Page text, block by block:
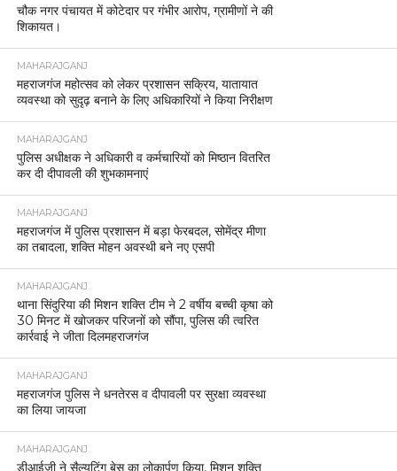
चौक नगर पंचायत में कोटेदार पर गंभीर आरोप, ग्रामीणों ने की
शिकायत।
MAHARAJGANJ
महराजगंज महोत्सव को लेकर प्रशासन सक्रिय, यातायात
व्यवस्था को सुदृढ़ बनाने के लिए अधिकारियों ने किया निरीक्षण
MAHARAJGANJ
पुलिस अधीक्षक ने अधिकारी व कर्मचारियों को मिष्ठान वितरित
कर दी दीपावली की शुभकामनाएं
MAHARAJGANJ
महराजगंज में पुलिस प्रशासन में बड़ा फेरबदल, सोमेंद्र मीणा
का तबादला, शक्ति मोहन अवस्थी बने नए एसपी
MAHARAJGANJ
थाना सिंदुरिया की मिशन शक्ति टीम ने 2 वर्षीय बच्ची कृषा को
30 मिनट में खोजकर परिजनों को सौंपा, पुलिस की त्वरित
कार्रवाई ने जीता दिलमहराजगंज
MAHARAJGANJ
महराजगंज पुलिस ने धनतेरस व दीपावली पर सुरक्षा व्यवस्था
का लिया जायजा
MAHARAJGANJ
डीआईजी ने सैल्युटिंग बेस का लोकार्पण किया, मिशन शक्ति